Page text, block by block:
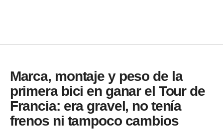
Marca, montaje y peso de la
primera bici en ganar el Tour de
Francia: era gravel, no tenía
frenos ni tampoco cambios